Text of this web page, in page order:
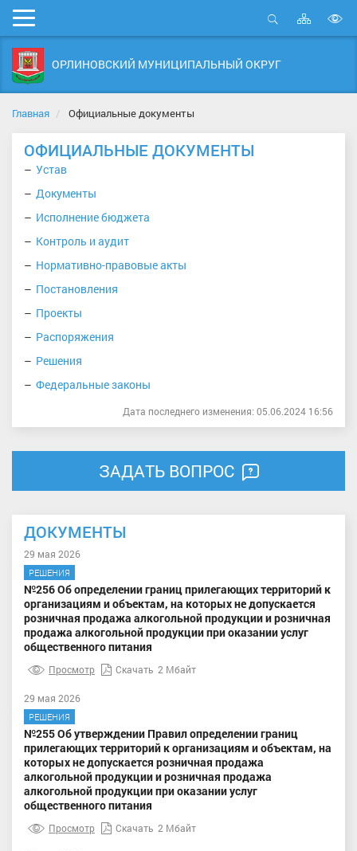
Мобильное
меню
Открыть
Карта
сайта
ОРЛИНОВСКИЙ МУНИЦИПАЛЬНЫЙ ОКРУГ
Главная Официальные документы
ОФИЦИАЛЬНЫЕ ДОКУМЕНТЫ
Устав
Документы
Исполнение бюджета
Контроль и аудит
Нормативно-правовые акты
Постановления
Проекты
Распоряжения
Решения
Федеральные законы
Дата последнего изменения: 05.06.2024 16:56
ЗАДАТЬ ВОПРОС
ДОКУМЕНТЫ
29 мая 2026
РЕШЕНИЯ
№256 Об определении границ прилегающих территорий к
организациям и объектам, на которых не допускается
розничная продажа алкогольной продукции и розничная
продажа алкогольной продукции при оказании услуг
общественного питания
Просмотр Скачать 2 Мбайт
29 мая 2026
РЕШЕНИЯ
№255 Об утверждении Правил определении границ
прилегающих территорий к организациям и объектам, на
которых не допускается розничная продажа
алкогольной продукции и розничная продажа
алкогольной продукции при оказании услуг
общественного питания
Просмотр Скачать 2 Мбайт